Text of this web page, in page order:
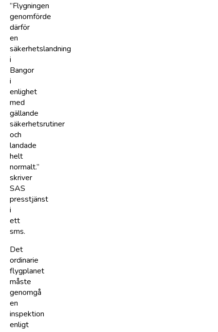
”Flygningen
genomförde
därför
en
säkerhetslandning
i
Bangor
i
enlighet
med
gällande
säkerhetsrutiner
och
landade
helt
normalt.”
skriver
SAS
presstjänst
i
ett
sms.
Det
ordinarie
flygplanet
måste
genomgå
en
inspektion
enligt